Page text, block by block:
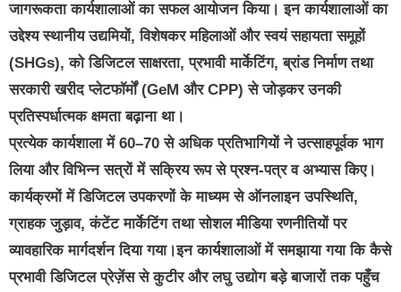
जागरूकता कार्यशालाओं का सफल आयोजन किया। इन कार्यशालाओं का
उद्देश्य स्थानीय उद्यमियों, विशेषकर महिलाओं और स्वयं सहायता समूहों
(SHGs), को डिजिटल साक्षरता, प्रभावी मार्केटिंग, ब्रांड निर्माण तथा
सरकारी खरीद प्लेटफॉर्मों (GeM और CPP) से जोड़कर उनकी
प्रतिस्पर्धात्मक क्षमता बढ़ाना था।
प्रत्येक कार्यशाला में 60–70 से अधिक प्रतिभागियों ने उत्साहपूर्वक भाग
लिया और विभिन्न सत्रों में सक्रिय रूप से प्रश्न-पत्र व अभ्यास किए।
कार्यक्रमों में डिजिटल उपकरणों के माध्यम से ऑनलाइन उपस्थिति,
ग्राहक जुड़ाव, कंटेंट मार्केटिंग तथा सोशल मीडिया रणनीतियों पर
व्यावहारिक मार्गदर्शन दिया गया।इन कार्यशालाओं में समझाया गया कि कैसे
प्रभावी डिजिटल प्रेज़ेंस से कुटीर और लघु उद्योग बड़े बाजारों तक पहुँच